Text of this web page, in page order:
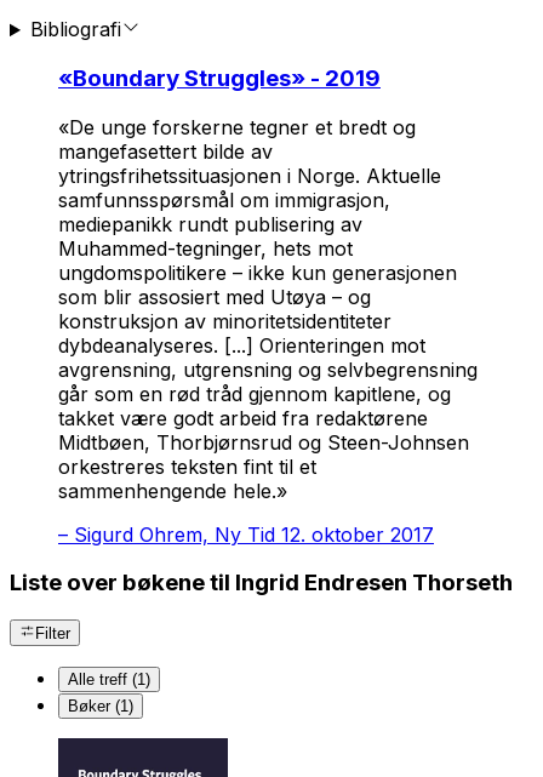
Bibliografi
«Boundary Struggles» - 2019
«De unge forskerne tegner et bredt og
mangefasettert bilde av
ytringsfrihetssituasjonen i Norge. Aktuelle
samfunnsspørsmål om immigrasjon,
mediepanikk rundt publisering av
Muhammed-tegninger, hets mot
ungdomspolitikere – ikke kun generasjonen
som blir assosiert med Utøya – og
konstruksjon av minoritetsidentiteter
dybdeanalyseres. [...] Orienteringen mot
avgrensning, utgrensning og selvbegrensning
går som en rød tråd gjennom kapitlene, og
takket være godt arbeid fra redaktørene
Midtbøen, Thorbjørnsrud og Steen-Johnsen
orkestreres teksten fint til et
sammenhengende hele.»
– Sigurd Ohrem, Ny Tid 12. oktober 2017
Liste over bøkene til Ingrid Endresen Thorseth
Filter
Alle treff (1)
Bøker (1)